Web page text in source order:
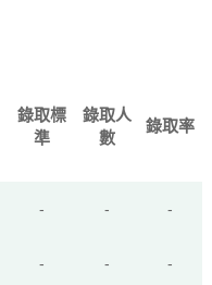
錄取標
準
錄取人
數
錄取率
- - -
- - -